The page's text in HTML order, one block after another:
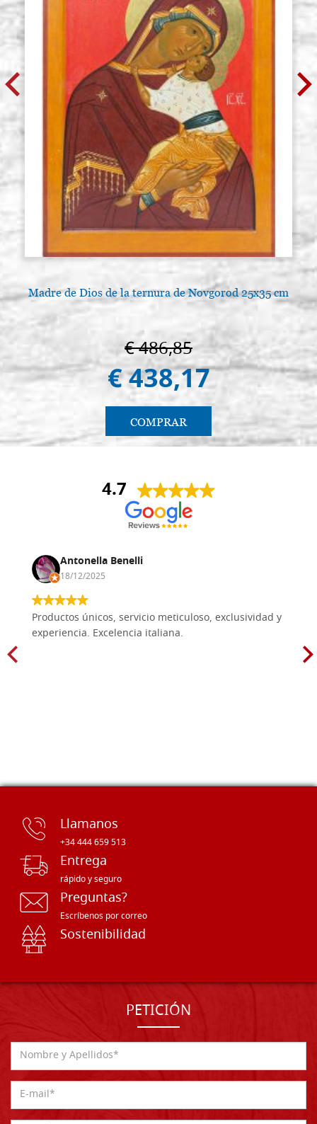
Madre de Dios de la ternura de Novgorod 25x35 cm
€ 486,85
€ 438,17
COMPRAR
4.7
Antonella Benelli
18/12/2025
Productos únicos, servicio meticuloso, exclusividad y
experiencia. Excelencia italiana.
Llamanos
+34 444 659 513
Entrega
rápido y seguro
Preguntas?
Escríbenos por correo
Sostenibilidad
PETICIÓN